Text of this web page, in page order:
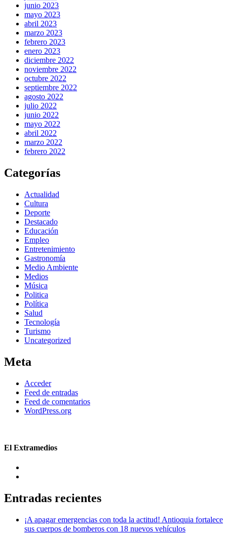
junio 2023
mayo 2023
abril 2023
marzo 2023
febrero 2023
enero 2023
diciembre 2022
noviembre 2022
octubre 2022
septiembre 2022
agosto 2022
julio 2022
junio 2022
mayo 2022
abril 2022
marzo 2022
febrero 2022
Categorías
Actualidad
Cultura
Deporte
Destacado
Educación
Empleo
Entretenimiento
Gastronomía
Medio Ambiente
Medios
Música
Politica
Política
Salud
Tecnología
Turismo
Uncategorized
Meta
Acceder
Feed de entradas
Feed de comentarios
WordPress.org
El Extramedios
Entradas recientes
¡A apagar emergencias con toda la actitud! Antioquia fortalece
sus cuerpos de bomberos con 18 nuevos vehículos